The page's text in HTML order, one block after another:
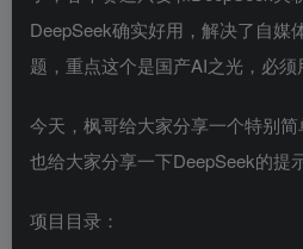
DeepSeek确实好用，解决了自媒
题，重点这个是国产AI之光，必须
今天，枫哥给大家分享一个特别简
也给大家分享一下DeepSeek的提
项目目录：